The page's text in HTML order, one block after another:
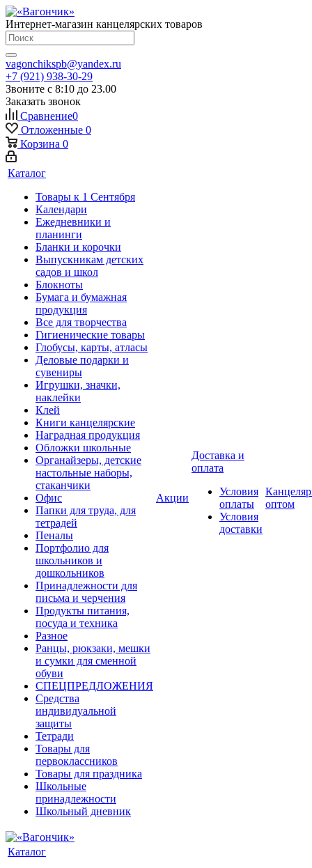
Интернет-магазин канцелярских товаров
vagonchikspb@yandex.ru
+7 (921) 938-30-29
Звоните с 8:10 до 23.00
Заказать звонок
Сравнение0
Отложенные 0
Корзина 0
Каталог
Товары к 1 Сентября
Календари
Ежедневники и
планинги
Бланки и корочки
Выпускникам детских
садов и школ
Блокноты
Бумага и бумажная
продукция
Все для творчества
Гигиенические товары
Глобусы, карты, атласы
Деловые подарки и
сувениры
Игрушки, значки,
наклейки
Клей
Книги канцелярские
Наградная продукция
Обложки школьные
Органайзеры, детские
настольные наборы,
стаканчики
Офис
Папки для труда, для
тетрадей
Пеналы
Портфолио для
школьников и
дошкольников
Принадлежности для
письма и черчения
Продукты питания,
посуда и техника
Разное
Ранцы, рюкзаки, мешки
и сумки для сменной
обуви
СПЕЦПРЕДЛОЖЕНИЯ
Средства
индивидуальной
защиты
Тетради
Товары для
первоклассников
Товары для праздника
Школьные
принадлежности
Школьный дневник
Акции
Доставка и
оплата
Условия
оплаты
Условия
доставки
оптом
Каталог